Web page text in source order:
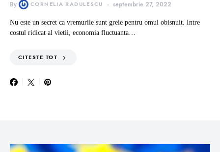
By CORNELIA RADULESCU septembrie 27, 2022
Nu este un secret ca vremurile sunt grele pentru omul obisnuit. Intre
costul ridicat al vietii, economia fluctuanta…
CITESTE TOT